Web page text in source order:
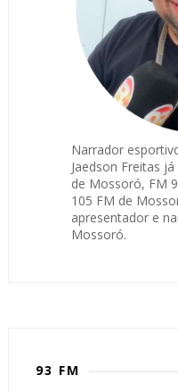
Narrador
Jaedson Freitas
de Mossoró, FM
105 FM de
apresentador e
Mossoró.
93 FM